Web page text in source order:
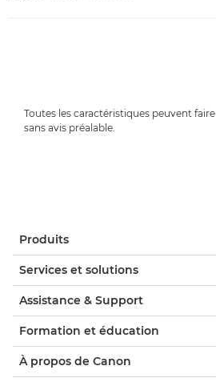
Toutes les caractéristiques peuvent
sans avis préalable.
Produits
Services et solutions
Assistance & Support
Formation et éducation
À propos de Canon